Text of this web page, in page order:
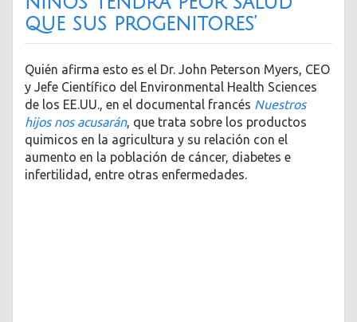
que sus progenitores’
Quién afirma esto es el Dr. John Peterson Myers, CEO
y Jefe Científico del Environmental Health Sciences
de los EE.UU., en el documental francés Nuestros
hijos nos acusarán, que trata sobre los productos
quimicos en la agricultura y su relación con el
aumento en la población de cáncer, diabetes e
infertilidad, entre otras enfermedades.